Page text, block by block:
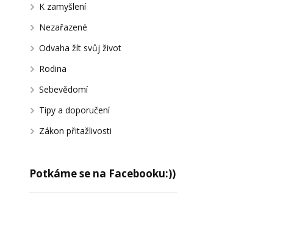
K zamyšlení
Nezařazené
Odvaha žít svůj život
Rodina
Sebevědomí
Tipy a doporučení
Zákon přitažlivosti
Potkáme se na Facebooku:))